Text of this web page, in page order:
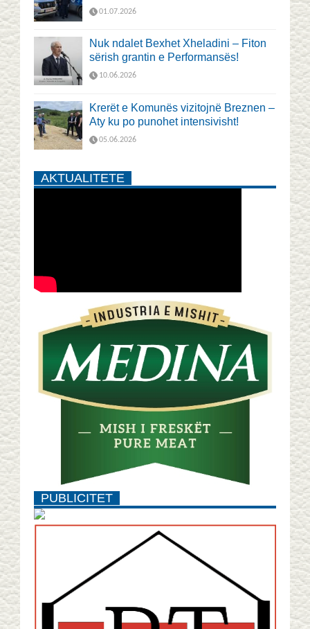
01.07.2026
Nuk ndalet Bexhet Xheladini – Fiton
sërish grantin e Performansës!
10.06.2026
Krerët e Komunës vizitojnë Breznen –
Aty ku po punohet intensivisht!
05.06.2026
AKTUALITETE
PUBLICITET